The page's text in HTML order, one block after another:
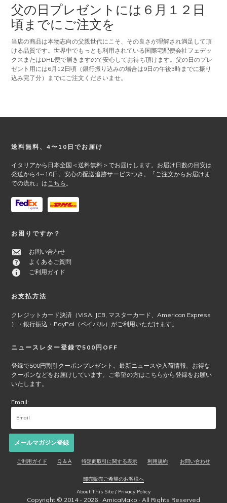
父の日プレゼントには６月１２日
頃までにご注文を
当店の商品は本物志向の父親世代にこそ、その良さが理解され満足して頂
ける品質です。世界中でもっとも利用されている国際宅配便会社フェデッ
クスまたはDHL便で届きますので安心してお待ち頂けます。父の日のプレ
ゼント用には6月12日頃（銀行振り込みの場合は9日の午後3時までに振り
込み完了分）までにご注文くださいませ。
Footer
送料無料、4〜10日でお届け
イタリアから日本全国＜送料無料＞でお届けします。お届け日数の目安は
発送から4～10日。安心の配送追跡サービスつき。「ご注文からお届けま
での流れ」はこちら 。
お困りですか？
お問い合わせ
よくあるご質問
ご利用ガイド
お支払方法
クレジットカード決済（VISA, JCB, マスターカード、American Express
）・銀行振込・PayPal（ペイパル）がご利用いただけます。
ニュースレター登録で500円OFF
登録で500円割引クーポンプレゼント。最新ニュースや入荷情報、お得な
クーポンなどをお届けしています。ご希望の方はこちらから登録をお願い
いたします。
Email:
メールマガジン登録
ご利用ガイド Q & A 特定商取引に関する表示 利用規約 お問い合わせ
卸売販売ご希望のお客様へ
About This Site / Privacy Policy
Copyright © 2014 - 2026 · AmicaMako · All Rights Reserved